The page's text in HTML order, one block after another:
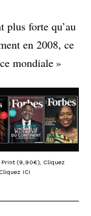
plus forte qu’au
en 2008, ce
mondiale »
Print (9,90€), Cliquez
ICI